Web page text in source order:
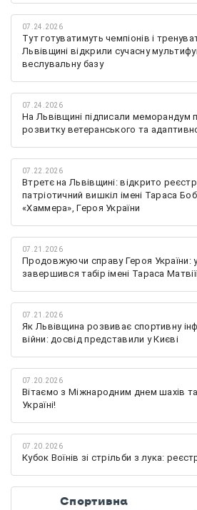
07.24.2026
Тут готуватимуть чемпіонів і
Львівщині відкрили сучасну
веслувальну базу
07.24.2026
На Львівщині підписали меморандум
розвитку ветеранського та
07.22.2026
Втретє на Львівщині: відкрито
патріотичний вишкіл імені Тараса
«Хаммера», Героя України
07.21.2026
Продовжуючи справу Героя України:
завершився табір імені Тараса
07.21.2026
Як Львівщина розвиває спортивну
війни: досвід представили у Києві
07.20.2026
Вітаємо з Міжнародним днем шахів
Україні!
07.20.2026
Кубок Воїнів зі стрільби з лука:
Спортивна